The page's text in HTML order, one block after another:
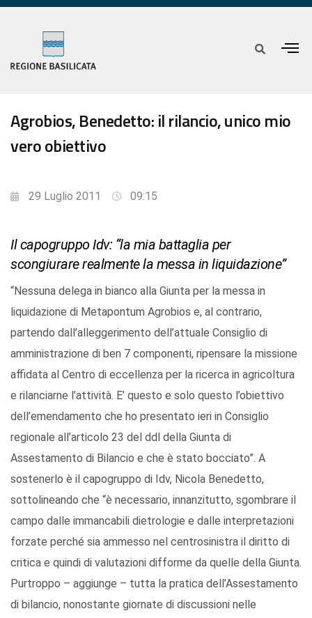
Agrobios, Benedetto: il rilancio, unico mio
vero obiettivo
29 Luglio 2011 09:15
Il capogruppo Idv: “la mia battaglia per
scongiurare realmente la messa in liquidazione”
“Nessuna delega in bianco alla Giunta per la messa in
liquidazione di Metapontum Agrobios e, al contrario,
partendo dall’alleggerimento dell’attuale Consiglio di
amministrazione di ben 7 componenti, ripensare la missione
affidata al Centro di eccellenza per la ricerca in agricoltura
e rilanciarne l’attività. E’ questo e solo questo l’obiettivo
dell’emendamento che ho presentato ieri in Consiglio
regionale all’articolo 23 del ddl della Giunta di
Assestamento di Bilancio e che è stato bocciato”. A
sostenerlo è il capogruppo di Idv, Nicola Benedetto,
sottolineando che “è necessario, innanzitutto, sgombrare il
campo dalle immancabili dietrologie e dalle interpretazioni
forzate perché sia ammesso nel centrosinistra il diritto di
critica e quindi di valutazioni difforme da quelle della Giunta.
Purtroppo – aggiunge – tutta la pratica dell’Assestamento
di bilancio, nonostante giornate di discussioni nelle